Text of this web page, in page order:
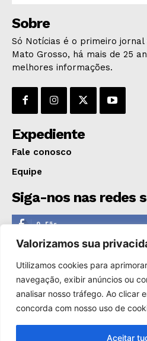
ÚLTIMAS NOTÍCIAS
Valorizamos sua
Utilizamos cookies para
navegação, exibir anúncios ou
analisar nosso tráfego. Ao clicar
concorda com nosso uso de
Aceitar
Sobre
Só Notícias é o primeiro
Mato Grosso, há mais de 25
melhores informações.
Expediente
Fale conosco
Equipe
Siga-nos nas redes
0 Fãs
0 Seguidores
1,110 Seguidores
0 Inscritos